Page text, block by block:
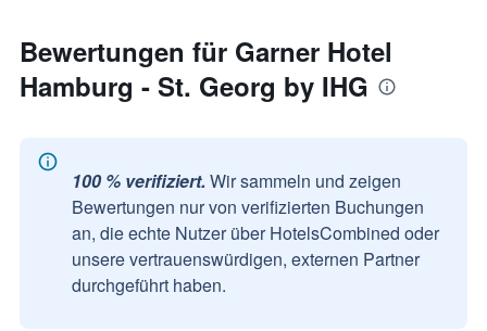
Bewertungen für Garner Hotel
Hamburg - St. Georg by IHG
100 % verifiziert. Wir sammeln und zeigen
Bewertungen nur von verifizierten Buchungen
an, die echte Nutzer über HotelsCombined oder
unsere vertrauenswürdigen, externen Partner
durchgeführt haben.